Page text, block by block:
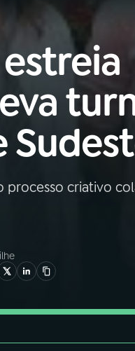
Buscar
processo criativo